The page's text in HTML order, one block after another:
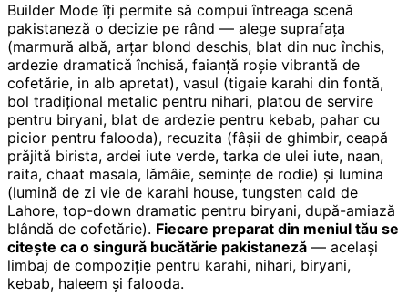
Builder Mode îți permite să compui întreaga scenă
pakistaneză o decizie pe rând — alege suprafața
(marmură albă, arțar blond deschis, blat din nuc închis,
ardezie dramatică închisă, faianță roșie vibrantă de
cofetărie, in alb apretat), vasul (tigaie karahi din fontă,
bol tradițional metalic pentru nihari, platou de servire
pentru biryani, blat de ardezie pentru kebab, pahar cu
picior pentru falooda), recuzita (fâșii de ghimbir, ceapă
prăjită birista, ardei iute verde, tarka de ulei iute, naan,
raita, chaat masala, lămâie, semințe de rodie) și lumina
(lumină de zi vie de karahi house, tungsten cald de
Lahore, top-down dramatic pentru biryani, după-amiază
blândă de cofetărie). Fiecare preparat din meniul tău se
citește ca o singură bucătărie pakistaneză — același
limbaj de compoziție pentru karahi, nihari, biryani,
kebab, haleem și falooda.